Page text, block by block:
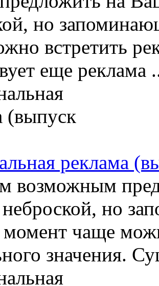
но
встретить
еще реклама
реклама
возможным
но
чаще
значения.